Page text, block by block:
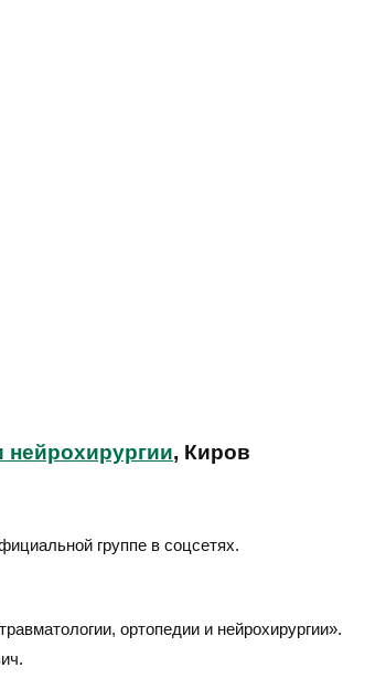
нейрохирургии, Киров
группе в соцсетях.
ортопедии и нейрохирургии».